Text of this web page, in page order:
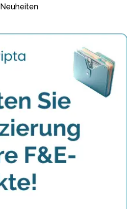
Neuheiten